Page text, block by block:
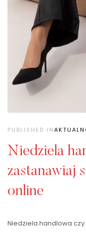
PUBLISHED IN
Niedziela
zastanawiaj
online
Niedziela handlowa czy